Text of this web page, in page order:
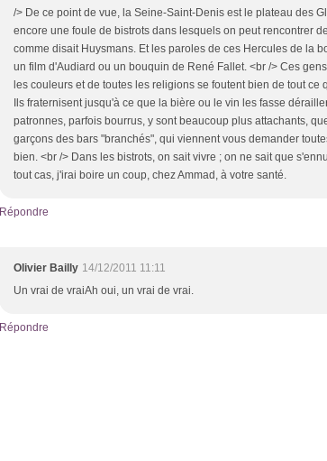
/> De ce point de vue, la Seine-Saint-Denis est le plateau des
encore une foule de bistrots dans lesquels on peut rencontrer
comme disait Huysmans. Et les paroles de ces Hercules de la
un film d'Audiard ou un bouquin de René Fallet. <br /> Ces
les couleurs et de toutes les religions se foutent bien de tout ce
Ils fraternisent jusqu'à ce que la bière ou le vin les fasse
patronnes, parfois bourrus, y sont beaucoup plus attachants,
garçons des bars "branchés", qui viennent vous demander
bien. <br /> Dans les bistrots, on sait vivre ; on ne sait que
tout cas, j'irai boire un coup, chez Ammad, à votre santé.
Répondre
Olivier Bailly 14/12/2011 11:11
Un vrai de vraiAh oui, un vrai de vrai.
Répondre